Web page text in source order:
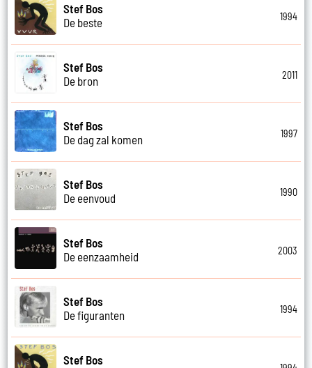
Stef Bos
De beste
1994
Stef Bos
De bron
2011
Stef Bos
De dag zal komen
1997
Stef Bos
De eenvoud
1990
Stef Bos
De eenzaamheid
2003
Stef Bos
De figuranten
1994
Stef Bos